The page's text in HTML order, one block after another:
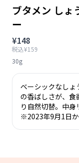
ブタメン しょ
ー
¥148
税込¥159
30g
ベーシックなしょ
の香ばしさが、
り自然切替。中身
※2023年9月1日